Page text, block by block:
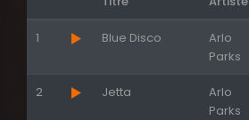
1 Blue Disco
Arlo
Parks
2 Jetta
Arlo
Parks